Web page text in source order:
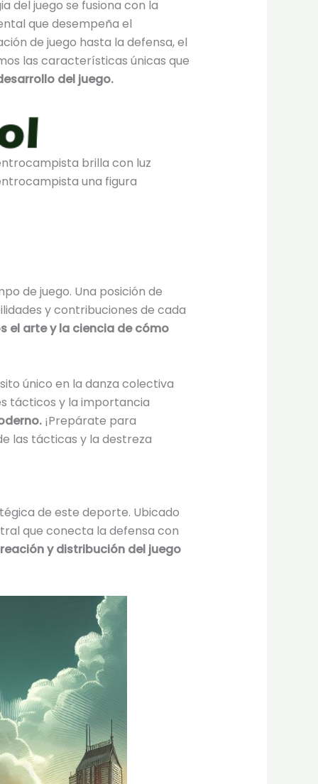
del juego se fusiona con la
que desempeña el
de juego hasta la defensa, el
las características únicas que
del juego.
brilla con luz
una figura
de juego. Una posición de
y contribuciones de cada
el arte y la ciencia de cómo
único en la danza colectiva
tácticos y la importancia
¡Prepárate para
las tácticas y la destreza
de este deporte. Ubicado
que conecta la defensa con
y distribución del juego